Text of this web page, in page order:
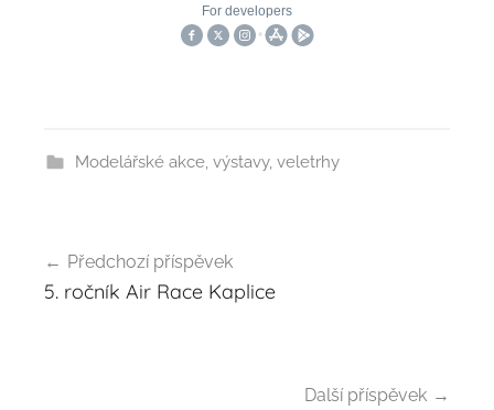
Modelářské akce, výstavy, veletrhy
pro
Předchozí příspěvek
5. ročník Air Race Kaplice
Další příspěvek